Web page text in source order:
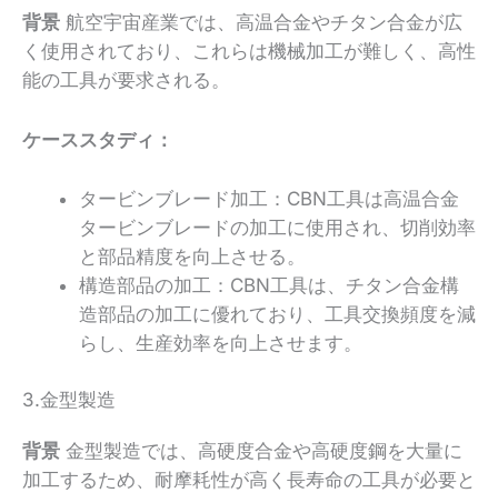
背景 航空宇宙産業では、高温合金やチタン合金が広
く使用されており、これらは機械加工が難しく、高性
能の工具が要求される。
ケーススタディ：
タービンブレード加工：CBN工具は高温合金
タービンブレードの加工に使用され、切削効率
と部品精度を向上させる。
構造部品の加工：CBN工具は、チタン合金構
造部品の加工に優れており、工具交換頻度を減
らし、生産効率を向上させます。
3.金型製造
背景 金型製造では、高硬度合金や高硬度鋼を大量に
加工するため、耐摩耗性が高く長寿命の工具が必要と